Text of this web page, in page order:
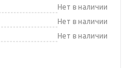
Нет в наличии
Нет в наличии
Нет в наличии